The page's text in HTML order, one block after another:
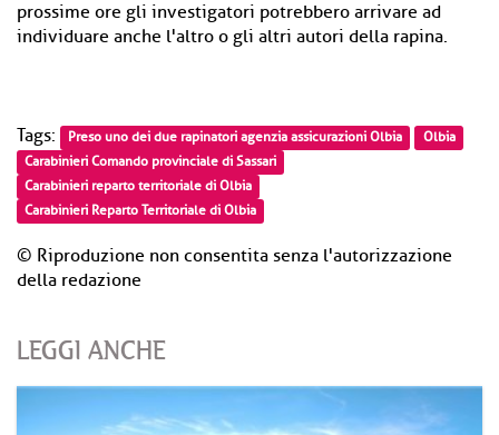
prossime ore gli investigatori potrebbero arrivare ad
individuare anche l'altro o gli altri autori della rapina.
Tags: Preso uno dei due rapinatori agenzia assicurazioni Olbia
Olbia
Carabinieri Comando provinciale di Sassari
Carabinieri reparto territoriale di Olbia
Carabinieri Reparto Territoriale di Olbia
© Riproduzione non consentita senza l'autorizzazione
della redazione
LEGGI ANCHE